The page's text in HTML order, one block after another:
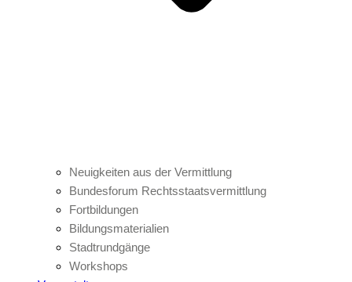
Neuigkeiten aus der Vermittlung
Bundesforum Rechtsstaatsvermittlung
Fortbildungen
Bildungsmaterialien
Stadtrundgänge
Workshops